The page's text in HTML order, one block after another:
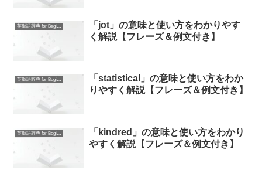
英単語辞典 for Beginners
「jot」の意味と使い方をわかりやす
く解説【フレーズ＆例文付き】
英単語辞典 for Beginners
「statistical」の意味と使い方をわか
りやすく解説【フレーズ＆例文付き】
英単語辞典 for Beginners
「kindred」の意味と使い方をわかり
やすく解説【フレーズ＆例文付き】